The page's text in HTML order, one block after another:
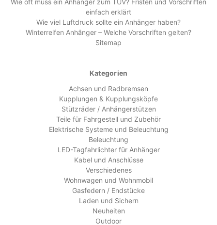
Wie oft muss ein Anhänger zum TÜV? Fristen und Vorschriften
einfach erklärt
Wie viel Luftdruck sollte ein Anhänger haben?
Winterreifen Anhänger – Welche Vorschriften gelten?
Sitemap
Kategorien
Achsen und Radbremsen
Kupplungen & Kupplungsköpfe
Stützräder / Anhängerstützen
Teile für Fahrgestell und Zubehör
Elektrische Systeme und Beleuchtung
Beleuchtung
LED-Tagfahrlichter für Anhänger
Kabel und Anschlüsse
Verschiedenes
Wohnwagen und Wohnmobil
Gasfedern / Endstücke
Laden und Sichern
Neuheiten
Outdoor